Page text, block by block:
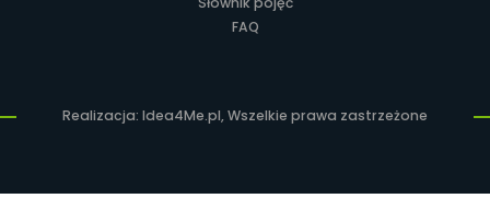
FAQ
Realizacja: Idea4Me.pl, Wszelkie prawa zastrzeżone